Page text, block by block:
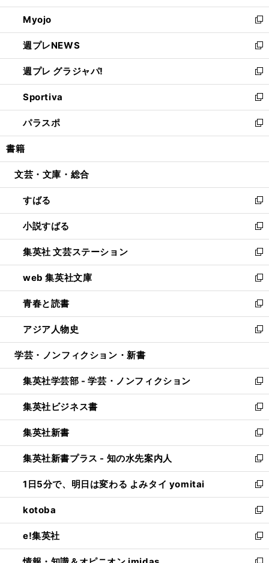
開
く
ウ
で
開
く
ン
ド
ウ
で
開
く
ウ
ィ
ン
ド
ウ
で
開
く
Myojo
新
し
い
ウ
ィ
ン
ド
ウ
で
開
週プレNEWS
新
し
い
ウ
ィ
ン
ド
ウ
開
週プレ グラジャパ!
新
し
い
ウ
ィ
ン
ウ
開
く
Sportiva
新
し
い
ウ
ン
ウ
で
開
く
パラスポ
新
し
ウ
ン
ド
ウ
で
開
く
書籍
文芸・文庫・総合
すばる
新
し
い
ウ
ィ
ン
ド
ウ
で
開
く
小説すばる
新
し
い
ウ
ィ
ン
ド
ウ
で
開
集英社 文芸ステーション
新
し
い
ウ
ィ
ン
ド
ウ
開
く
web 集英社文庫
新
し
い
ウ
ィ
ン
ウ
で
開
く
青春と読書
新
し
い
ウ
ン
ド
ウ
で
開
く
アジア人物史
新
し
ウ
ィ
ン
ド
ウ
で
開
く
学芸・ノンフィクション・新書
集英社学芸部 - 学芸・ノンフィクション
新
し
い
ウ
ィ
ン
ド
ウ
で
開
く
集英社ビジネス書
新
し
い
ウ
ィ
ン
ド
ウ
で
開
く
集英社新書
新
し
い
ウ
ィ
ン
ド
ウ
で
開
集英社新書プラス - 知の水先案内人
新
し
い
ウ
ィ
ン
ド
ウ
1日5分で、明日は変わる よみタイ yomitai
新
し
い
ウ
ィ
ン
kotoba
新
し
い
ウ
e!集英社
新
し